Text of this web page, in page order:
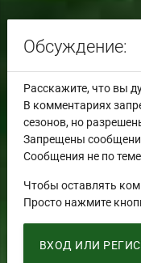
Обсуждение:
Расскажите, что вы
В комментариях
сезонов, но
Запрещены
Сообщения не по
Чтобы оставлять
Просто нажмите
ВХОД ИЛИ